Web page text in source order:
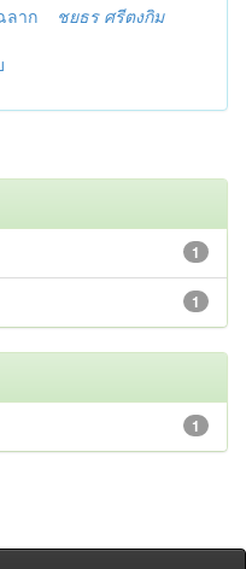
ลาก
ชยธร ศรีตงกิม
1
1
1